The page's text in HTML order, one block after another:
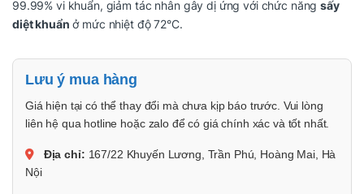
99.99% vi khuẩn, giảm tác nhân gây dị ứng với chức năngsấy
diệt khuẩn ở mức nhiệt độ 72°C.
Lưu ý mua hàng
Giá hiện tại có thể thay đổi mà chưa kịp báo trước. Vui lòng
liên hệ qua hotline hoặc zalo để có giá chính xác và tốt nhất.
Địa chỉ: 167/22 Khuyến Lương, Trần Phú, Hoàng Mai, Hà
Nội